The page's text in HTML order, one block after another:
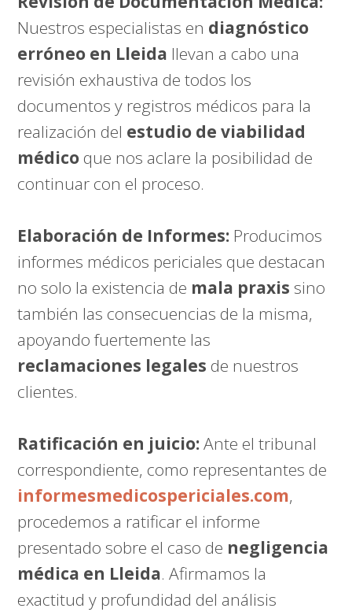
Nuestros especialistas en diagnóstico
erróneo en Lleida llevan a cabo una
revisión exhaustiva de todos los
documentos y registros médicos para la
realización del estudio de viabilidad
médico que nos aclare la posibilidad de
continuar con el proceso.
Elaboración de Informes: Producimos
informes médicos periciales que destacan
no solo la existencia de mala praxis sino
también las consecuencias de la misma,
apoyando fuertemente las
reclamaciones legales de nuestros
clientes.
Ratificación en juicio:Ante el tribunal
correspondiente, como representantes de
informesmedicospericiales.com,
procedemos a ratificar el informe
presentado sobre el caso de negligencia
médica en Lleida. Afirmamos la
exactitud y profundidad del análisis